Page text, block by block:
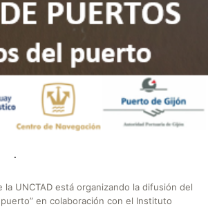
la UNCTAD está organizando la difusión del
en colaboración con el Instituto